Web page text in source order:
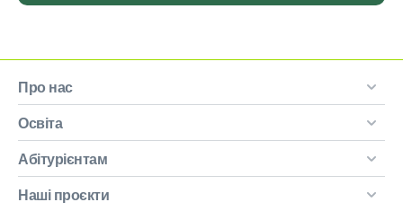
Про нас
Освіта
Абітурієнтам
Наші проєкти